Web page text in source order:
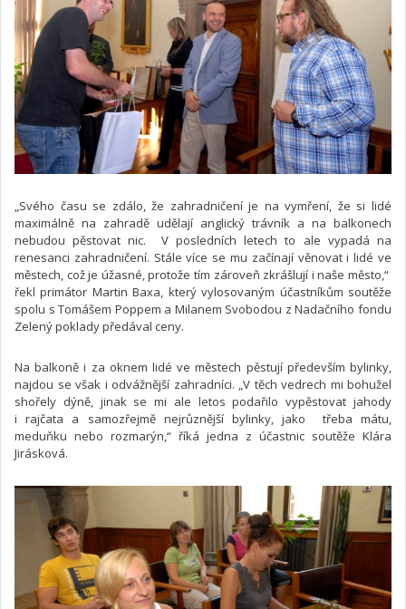
„Svého času se zdálo, že zahradničení je na vymření, že si lidé
maximálně na zahradě udělají anglický trávník a na balkonech
nebudou pěstovat nic. V posledních letech to ale vypadá na
renesanci zahradničení. Stále více se mu začínají věnovat i lidé ve
městech, což je úžasné, protože tím zároveň zkrášlují i naše město,“
řekl primátor Martin Baxa, který vylosovaným účastníkům soutěže
spolu s Tomášem Poppem a Milanem Svobodou z Nadačního fondu
Zelený poklady předával ceny.
Na balkoně i za oknem lidé ve městech pěstují především bylinky,
najdou se však i odvážnější zahradníci. „V těch vedrech mi bohužel
shořely dýně, jinak se mi ale letos podařilo vypěstovat jahody
i rajčata a samozřejmě nejrůznější bylinky, jako třeba mátu,
meduňku nebo rozmarýn,“ říká jedna z účastnic soutěže Klára
Jirásková.